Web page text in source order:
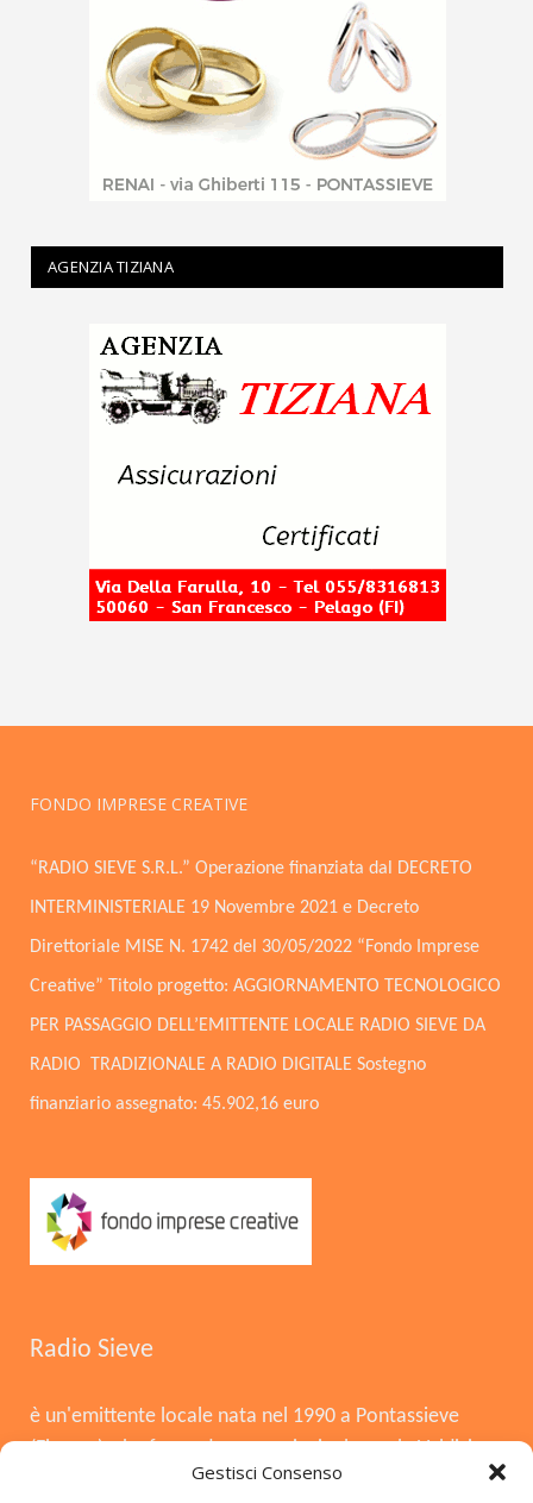
Gestisci Consenso
AGENZIA TIZIANA
FONDO IMPRESE CREATIVE
“RADIO SIEVE S.R.L.” Operazione finanziata dal DECRETO
INTERMINISTERIALE 19 Novembre 2021 e Decreto
Direttoriale MISE N. 1742 del 30/05/2022 “Fondo Imprese
Creative” Titolo progetto: AGGIORNAMENTO TECNOLOGICO
PER PASSAGGIO DELL’EMITTENTE LOCALE RADIO SIEVE DA
RADIO TRADIZIONALE A RADIO DIGITALE Sostegno
finanziario assegnato: 45.902,16 euro
Radio Sieve
è un'emittente locale nata nel 1990 a Pontassieve
(Firenze), che funge da voce principale per la Valdisieve
e il Mugello. Dopo la chiusura nel 2008, è tornata in